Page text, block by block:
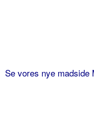
Se vores nye madside